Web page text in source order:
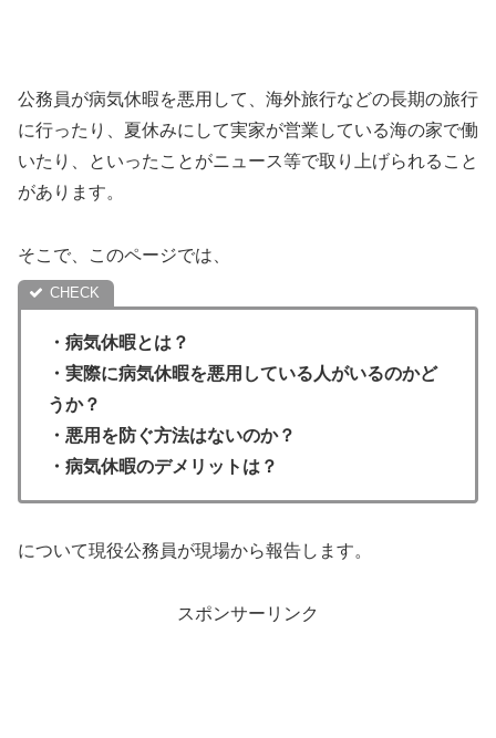
公務員が病気休暇を悪用して、海外旅行などの長期の旅行
に行ったり、夏休みにして実家が営業している海の家で働
いたり、といったことがニュース等で取り上げられること
があります。
そこで、このページでは、
・病気休暇とは？
・実際に病気休暇を悪用している人がいるのかど
うか？
・悪用を防ぐ方法はないのか？
・病気休暇のデメリットは？
について現役公務員が現場から報告します。
スポンサーリンク